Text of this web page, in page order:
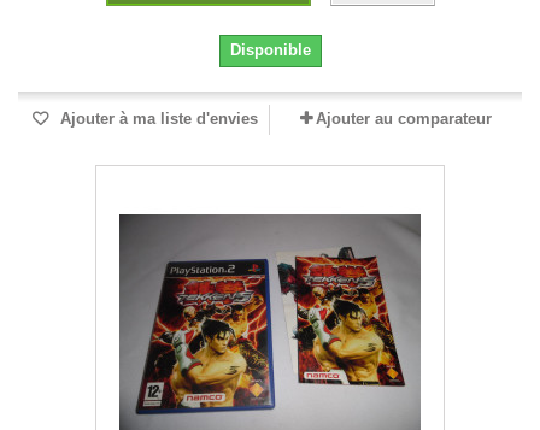
Disponible
Ajouter à ma liste d'envies Ajouter au comparateur